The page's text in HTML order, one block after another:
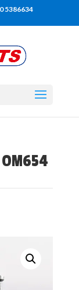
5386634